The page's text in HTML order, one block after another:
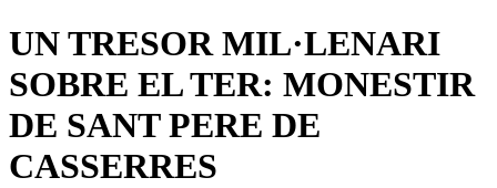
UN TRESOR MIL·LENARI
SOBRE EL TER: MONESTIR
DE SANT PERE DE
CASSERRES